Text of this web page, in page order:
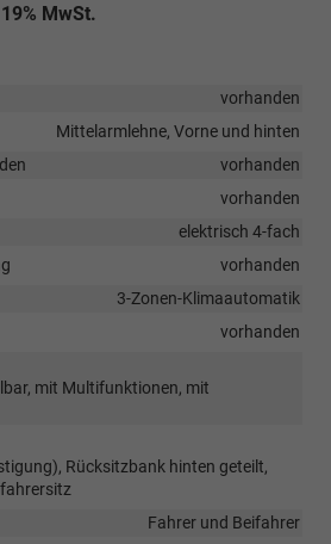
MwSt.
vorhanden
Mittelarmlehne, Vorne und hinten
vorhanden
vorhanden
elektrisch 4-fach
vorhanden
3-Zonen-Klimaautomatik
vorhanden
mit Multifunktionen, mit
Rücksitzbank hinten geteilt,
Fahrer und Beifahrer